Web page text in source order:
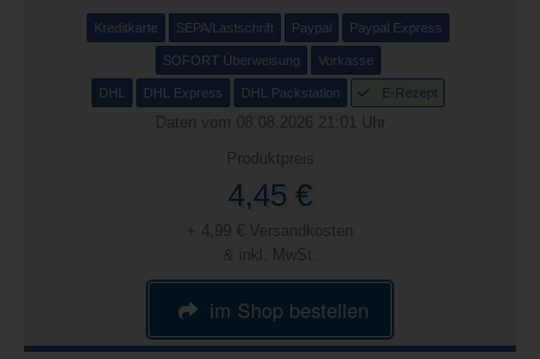
Kreditkarte SEPA/Lastschrift Paypal Paypal Express
SOFORT Überweisung Vorkasse
DHL DHL Express DHL Packstation E-Rezept
Daten vom 08.08.2026 21:01 Uhr
Produktpreis
4,45 €
+ 4,99 € Versandkosten
& inkl. MwSt.
im Shop bestellen